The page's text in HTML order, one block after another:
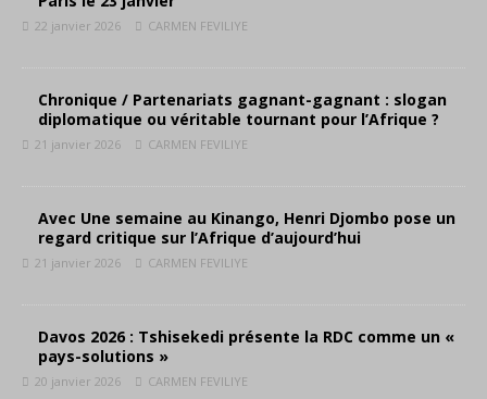
22 janvier 2026 CARMEN FEVILIYE
Chronique / Partenariats gagnant-gagnant : slogan
diplomatique ou véritable tournant pour l’Afrique ?
21 janvier 2026 CARMEN FEVILIYE
Avec Une semaine au Kinango, Henri Djombo pose un
regard critique sur l’Afrique d’aujourd’hui
21 janvier 2026 CARMEN FEVILIYE
Davos 2026 : Tshisekedi présente la RDC comme un «
pays-solutions »
20 janvier 2026 CARMEN FEVILIYE